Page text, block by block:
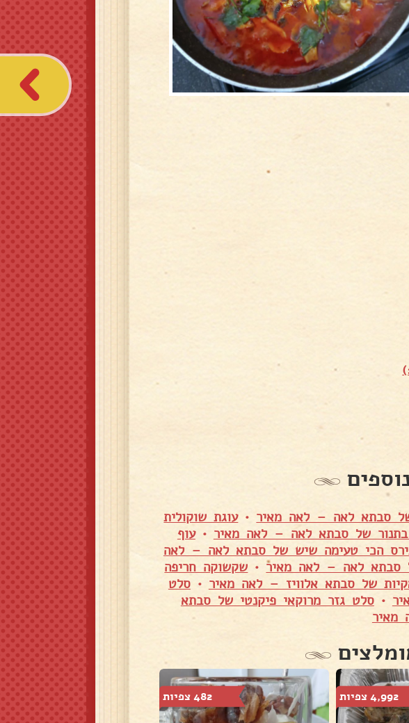
סבתא לאה – לאה מאיר•עוגת שוקולית
בתנור של סבתא לאה – לאה מאיר •עוף
הכי טעימה שיש של סבתא לאה – לאה
סבתא לאה – לאה מאיר•שקשוקה חריפה
של סבתא אלוויז – לאה מאיר•סלט
•סלט גזר מרוקאי פיקנטי של סבתא
מאיר
4,992 צפיות 482 צפיות